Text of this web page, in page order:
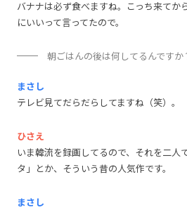
バナナは必ず食べますね。こっち来てか
にいいって言ってたので。
朝ごはんの後は何してるんですか
まさし
テレビ見てだらだらしてますね（笑）。
ひさえ
いま韓流を録画してるので、それを二人
タ」とか、そういう昔の人気作です。
まさし